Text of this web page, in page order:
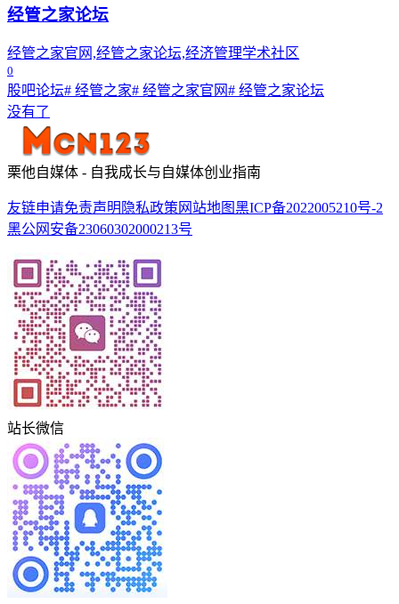
经管之家论坛
经管之家官网,经管之家论坛,经济管理学术社区
0
股吧论坛# 经管之家# 经管之家官网# 经管之家论坛
没有了
栗他自媒体 - 自我成长与自媒体创业指南
友链申请免责声明 隐私政策 网站地图黑ICP备2022005210号-2
黑公网安备23060302000213号
站长微信